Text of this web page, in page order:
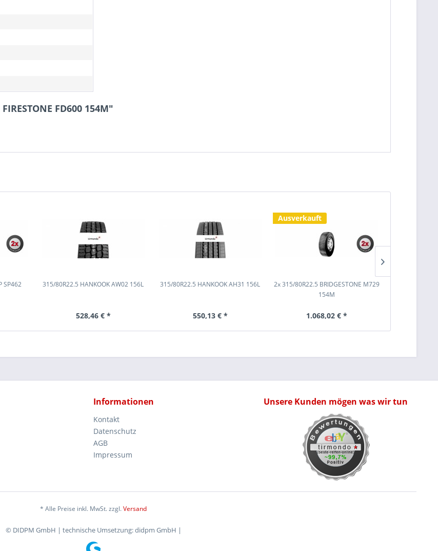
FD600 154M"
SP462
315/80R22.5 HANKOOK AW02 156L
528,46 € *
315/80R22.5 HANKOOK AH31 156L
550,13 € *
Ausverkauft
2x 315/80R22.5 BRIDGESTONE M729
154M
1.068,02 € *
Informationen
Kontakt
Datenschutz
AGB
Impressum
Unsere Kunden mögen was wir tun
* Alle Preise inkl. MwSt. zzgl.Versand
© DIDPM GmbH | technische Umsetzung: didpm GmbH |